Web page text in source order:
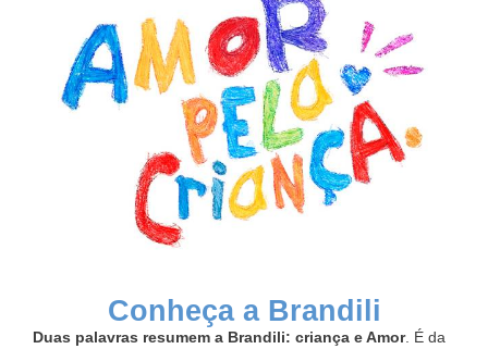
Conheça a Brandili
Duas palavras resumem a Brandili: criança e Amor. É da